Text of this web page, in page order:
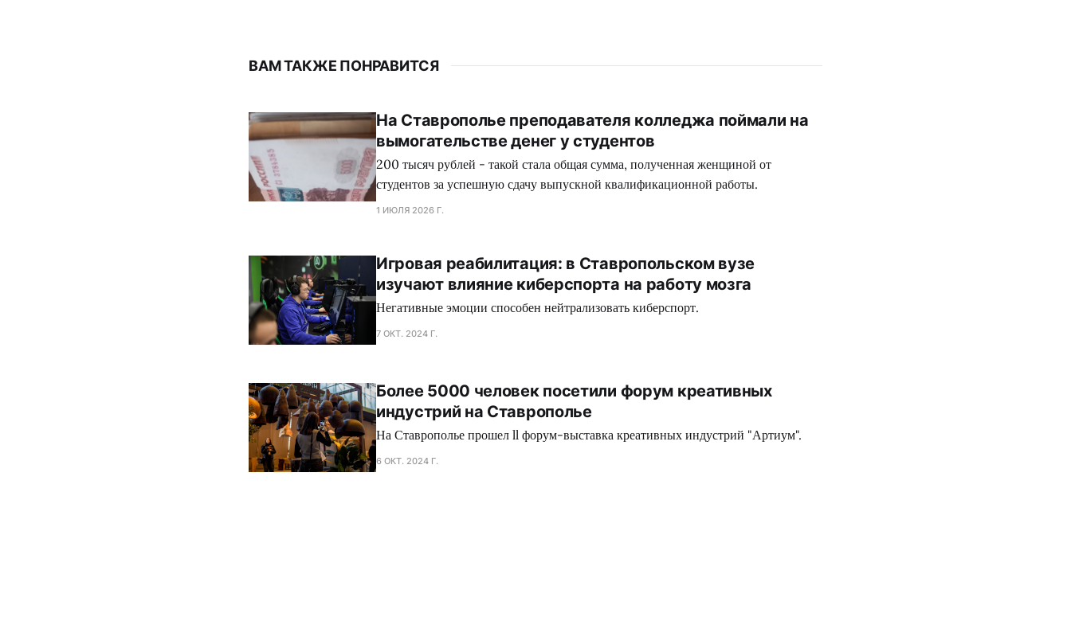
ВАМ ТАКЖЕ ПОНРАВИТСЯ
На Ставрополье преподавателя колледжа поймали на
вымогательстве денег у студентов
200 тысяч рублей - такой стала общая сумма, полученная женщиной от
студентов за успешную сдачу выпускной квалификационной работы.
1 ИЮЛЯ 2026 Г.
Игровая реабилитация: в Ставропольском вузе
изучают влияние киберспорта на работу мозга
Негативные эмоции способен нейтрализовать киберспорт.
7 ОКТ. 2024 Г.
Более 5000 человек посетили форум креативных
индустрий на Ставрополье
На Ставрополье прошел ll форум-выставка креативных индустрий "Артиум".
6 ОКТ. 2024 Г.